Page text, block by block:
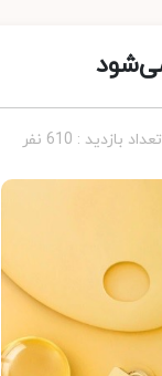
تعداد بازدید : 610 نفر